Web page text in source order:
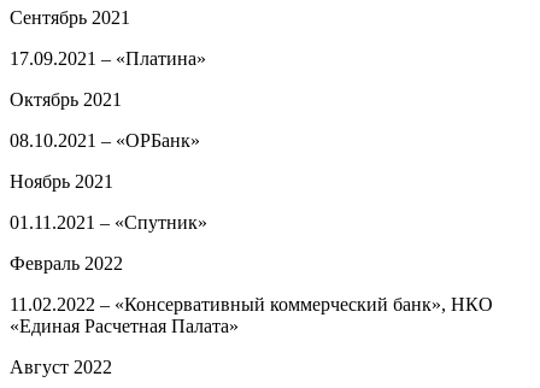
Сентябрь 2021
17.09.2021 – «Платина»
Октябрь 2021
08.10.2021 – «ОРБанк»
Ноябрь 2021
01.11.2021 – «Спутник»
Февраль 2022
​11.02.2022 – «Консервативный коммерческий банк», НКО
«Единая Расчетная Палата»
Август 2022